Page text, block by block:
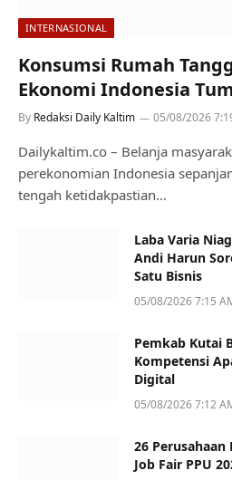
INTERNASIONAL
Konsumsi Rumah
Ekonomi Indonesia
By Redaksi Daily Kaltim 05/08/2026
Dailykaltim.co – Belanja
perekonomian Indonesia
tengah ketidakpastian…
Laba Varia
Andi Harun
Satu Bisnis
05/08/2026 7:15
Pemkab Kutai
Kompetensi
Digital
05/08/2026 7:12
26
Job Fair PPU